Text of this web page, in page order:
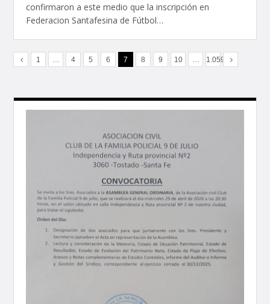
confirmaron a este medio que la inscripción en
Federacion Santafesina de Fútbol…
1 4 5 6 7 8 9 10 1.059